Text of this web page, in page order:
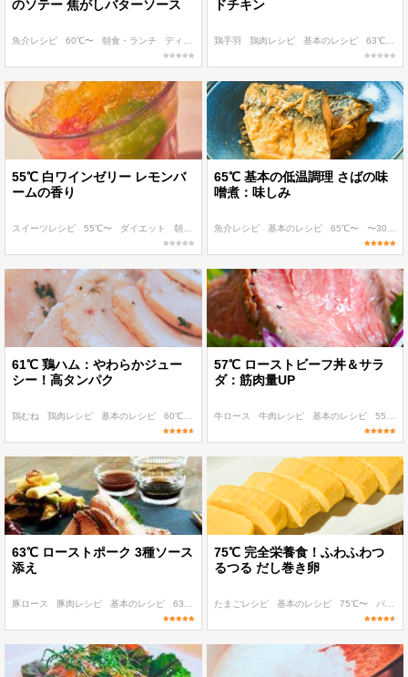
のソテー 焦がしバターソース
魚介レシピ 60℃〜 朝食・ランチ ディナー おもてなし・ごちそう
ドチキン
鶏手羽 鶏肉レシピ 基本のレシピ 63℃
55℃ 白ワインゼリー レモンバ
ームの香り
スイーツレシピ 55℃〜 ダイエット 朝食・ランチ ディナー
65℃ 基本の低温調理 さばの味
噌煮：味しみ
魚介レシピ 基本のレシピ 65℃〜 〜300 kcal
61℃ 鶏ハム：やわらかジュー
シー！高タンパク
鶏むね 鶏肉レシピ 基本のレシピ 60℃〜 作り置き
57℃ ローストビーフ丼＆サラ
ダ：筋肉量UP
牛ロース 牛肉レシピ 基本のレシピ 55℃〜
63℃ ローストポーク 3種ソース
添え
豚ロース 豚肉レシピ 基本のレシピ 63℃ 作り置き
75℃ 完全栄養食！ふわふわつ
るつる だし巻き卵
たまごレシピ 基本のレシピ 75℃〜 パパッと作れる